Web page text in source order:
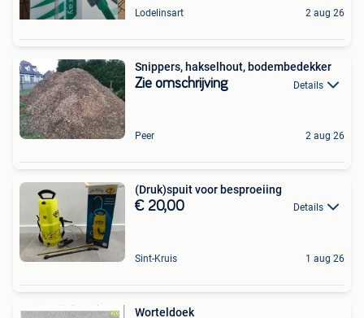
Lodelinsart 2 aug 26
Snippers, hakselhout, bodembedekker
Zie omschrijving Details
Peer 2 aug 26
(Druk)spuit voor besproeiing
€ 20,00 Details
Sint-Kruis 1 aug 26
Worteldoek